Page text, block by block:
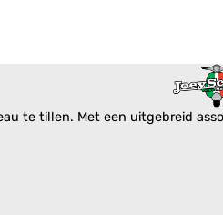
te tillen. Met een uitgebreid